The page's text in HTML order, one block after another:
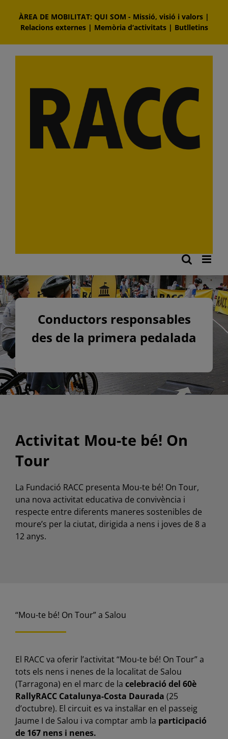
content
ÀREA DE MOBILITAT: QUI SOM - Missió, visió i valors |
Relacions externes| Memòria d‘activitats| Butlletins
Conductors responsables
des de la primera pedalada
Activitat Mou-te bé! On
Tour
La Fundació RACC presenta Mou-te bé! On Tour,
una nova activitat educativa de convivència i
respecte entre diferents maneres sostenibles de
moure’s per la ciutat, dirigida a nens i joves de 8 a
12 anys.
“Mou-te bé! On Tour” a Salou
El RACC va oferir l’activitat “Mou-te bé! On Tour” a
tots els nens i nenes de la localitat de Salou
(Tarragona) en el marc de la celebració del 60è
RallyRACC Catalunya-Costa Daurada (25
d’octubre). El circuit es va instal·lar en el passeig
Jaume I de Salou i va comptar amb la participació
de 167 nens i nenes.